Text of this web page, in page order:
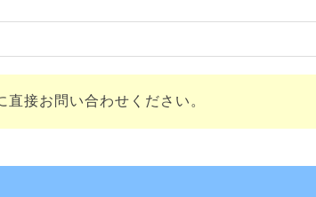
接お問い合わせください。